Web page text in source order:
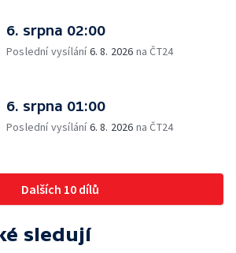
6. srpna 02:00
Poslední vysílání6. 8. 2026 na ČT24
6. srpna 01:00
Poslední vysílání6. 8. 2026 na ČT24
Dalších 10 dílů
sledují